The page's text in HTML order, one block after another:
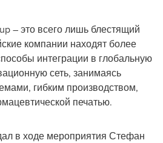
– это всего лишь блестящий
компании находят более
интеграции в глобальную
сеть, занимаясь
гибким производством,
печатью.
в ходе мероприятия Стефан